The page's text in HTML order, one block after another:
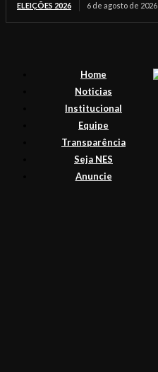
ELEIÇÕES 2026 6 de agosto de 2026
Home
Noticias
Institucional
Equipe
Transparência
Seja NES
Anuncie